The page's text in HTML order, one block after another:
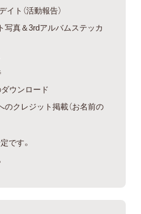
ト（活動報告）
写真＆3rdアルバムステッカ
ウンロード
クレジット掲載（お名前の
です。